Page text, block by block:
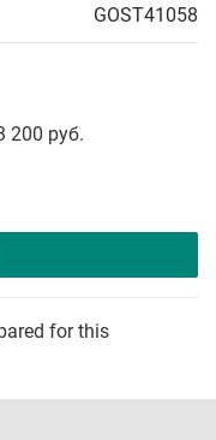
GOST41058
200 руб.
for this